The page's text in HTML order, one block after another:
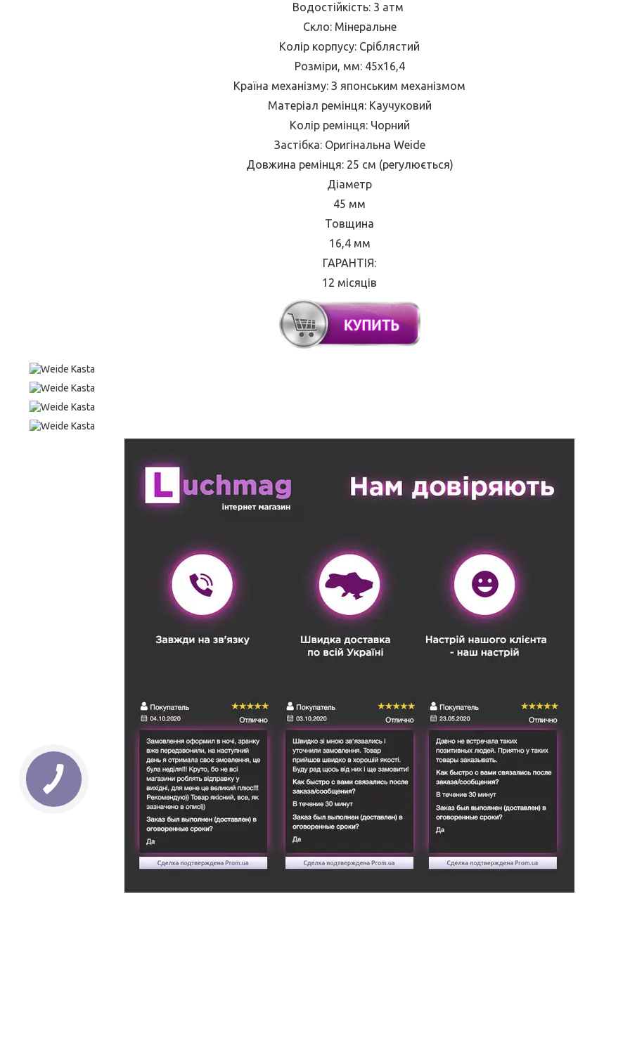
Водостійкість: 3 атм
Скло: Мінеральне
Колір корпусу: Сріблястий
Розміри, мм: 45х16,4
Країна механізму: З японським механізмом
Матеріал ремінця: Каучуковий
Колір ремінця: Чорний
Застібка: Оригінальна Weide
Довжина ремінця: 25 см (регулюється)
Діаметр
45 мм
Товщина
16,4 мм
ГАРАНТІЯ:
12 місяців